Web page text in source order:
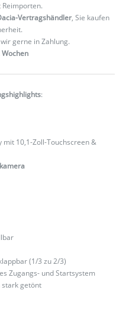
Vertragshändler, Sie kaufen
gerne in Zahlung.
:
mit 10,1-Zoll-Touchscreen &
(1/3 zu 2/3)
Zugangs- und Startsystem
stark getönt